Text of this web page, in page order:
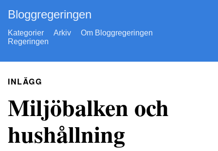
Bloggregeringen
Kategorier Arkiv
Om Bloggregeringen
Regeringen
INLÄGG
Miljöbalken och
hushållning